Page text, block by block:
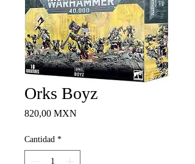
Orks Boyz
820,00 MXN
Cantidad *